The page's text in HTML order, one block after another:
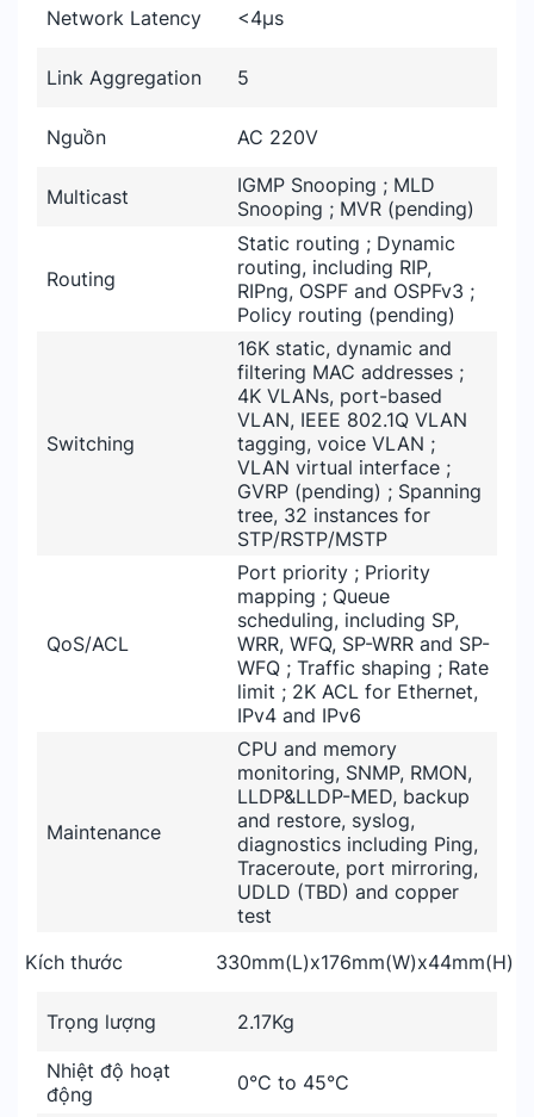
Network Latency <4µs
Link Aggregation 5
Nguồn AC 220V
Multicast
IGMP Snooping ; MLD
Snooping ; MVR (pending)
Routing
Static routing ; Dynamic
routing, including RIP,
RIPng, OSPF and OSPFv3 ;
Policy routing (pending)
Switching
16K static, dynamic and
filtering MAC addresses ;
4K VLANs, port-based
VLAN, IEEE 802.1Q VLAN
tagging, voice VLAN ;
VLAN virtual interface ;
GVRP (pending) ; Spanning
tree, 32 instances for
STP/RSTP/MSTP
QoS/ACL
Port priority ; Priority
mapping ; Queue
scheduling, including SP,
WRR, WFQ, SP-WRR and SP-
WFQ ; Traffic shaping ; Rate
limit ; 2K ACL for Ethernet,
IPv4 and IPv6
Maintenance
CPU and memory
monitoring, SNMP, RMON,
LLDP&LLDP-MED, backup
and restore, syslog,
diagnostics including Ping,
Traceroute, port mirroring,
UDLD (TBD) and copper
test
Kích thước
330mm(L)x176mm(W)x44mm(H)
Trọng lượng 2.17Kg
Nhiệt độ hoạt
động
0°C to 45°C